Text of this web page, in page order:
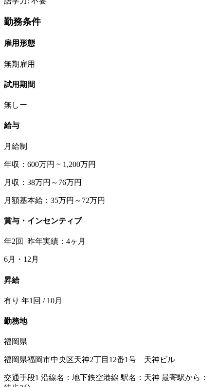
勤務条件
雇用形態
無期雇用
試用期間
無しー
給与
月給制
年収：600万円 ~ 1,200万円
月収：38万円～76万円
月額基本給：35万円～72万円
賞与・インセンティブ
年2回 昨年実績：4ヶ月
6月・12月
昇給
有り 年1回 / 10月
勤務地
福岡県
福岡県福岡市中央区天神2丁目12番1号 天神ビル
交通手段1 沿線名：地下鉄空港線 駅名：天神 最寄駅から：